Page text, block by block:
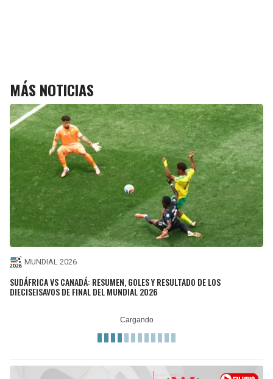
MÁS NOTICIAS
MUNDIAL 2026
SUDÁFRICA VS CANADÁ: RESUMEN, GOLES Y RESULTADO DE LOS
DIECISEISAVOS DE FINAL DEL MUNDIAL 2026